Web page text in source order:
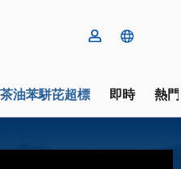
油苯駢芘超標 即時 熱